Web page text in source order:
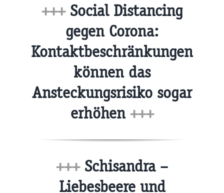
+++Social Distancing
gegen Corona:
Kontaktbeschränkungen
können das
Ansteckungsrisiko sogar
erhöhen +++
+++Schisandra –
Liebesbeere und